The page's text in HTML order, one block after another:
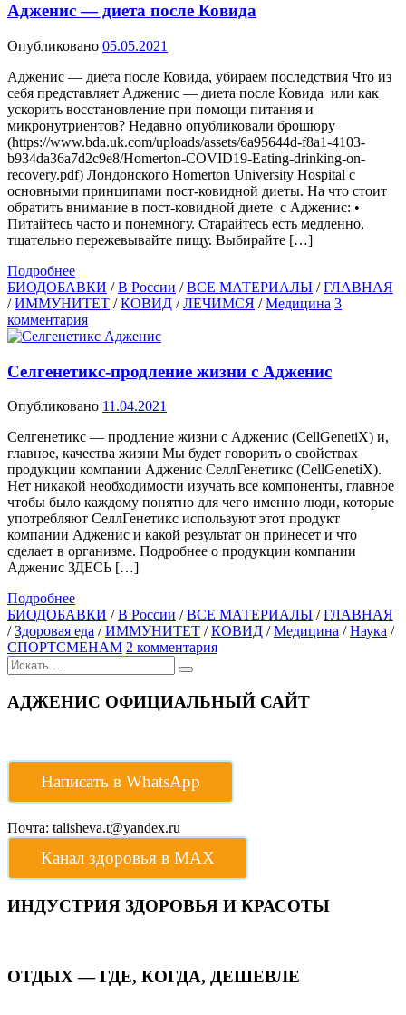
Адженис — диета после Ковида
Опубликовано 05.05.2021
Адженис — диета после Ковида, убираем последствия Что из
себя представляет Адженис — диета после Ковида или как
ускорить восстановление при помощи питания и
микронутриентов? Недавно опубликовали брошюру
(https://www.bda.uk.com/uploads/assets/6a95644d-f8a1-4103-
b934da36a7d2c9e8/Homerton-COVID19-Eating-drinking-on-
recovery.pdf) Лондонского Homerton University Hospital c
основными принципами пост-ковидной диеты. На что стоит
обратить внимание в пост-ковидной диете с Адженис: •
Питайтесь часто и понемногу. Старайтесь есть медленно,
тщательно пережевывайте пищу. Выбирайте […]
Подробнее
БИОДОБАВКИ /В России /ВСЕ МАТЕРИАЛЫ /ГЛАВНАЯ
/ИММУНИТЕТ /КОВИД /ЛЕЧИМСЯ /Медицина 3
комментария
Селгенетикс-продление жизни с Адженис
Опубликовано 11.04.2021
Селгенетикс — продление жизни с Адженис (CellGenetiX) и,
главное, качества жизни Мы будет говорить о свойствах
продукции компании Адженис СеллГенетикс (CellGenetiX).
Нет никакой необходимости изучать все компоненты, главное
чтобы было каждому понятно для чего именно люди, которые
употребляют СеллГенетикс используют этот продукт
компании Адженис и какой результат он принесет и что
сделает в организме. Подробнее о продукции компании
Адженис ЗДЕСЬ […]
Подробнее
БИОДОБАВКИ /В России /ВСЕ МАТЕРИАЛЫ /ГЛАВНАЯ
/Здоровая еда /ИММУНИТЕТ /КОВИД /Медицина /Наука /
СПОРТСМЕНАМ 2 комментария
Поиск
для:
АДЖЕНИС ОФИЦИАЛЬНЫЙ САЙТ
Написать в WhatsApp
Почта: talisheva.t@yandex.ru
Канал здоровья в МАХ
ИНДУСТРИЯ ЗДОРОВЬЯ И КРАСОТЫ
ОТДЫХ — ГДЕ, КОГДА, ДЕШЕВЛЕ